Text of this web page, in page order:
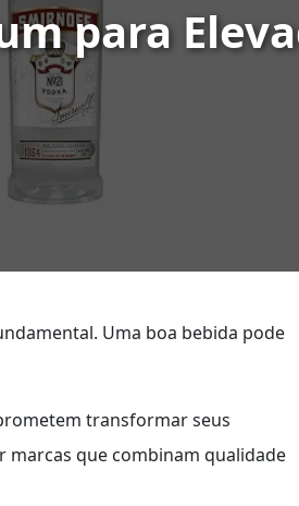
para
Uma boa bebida pode
transformar seus
marcas que combinam qualidade